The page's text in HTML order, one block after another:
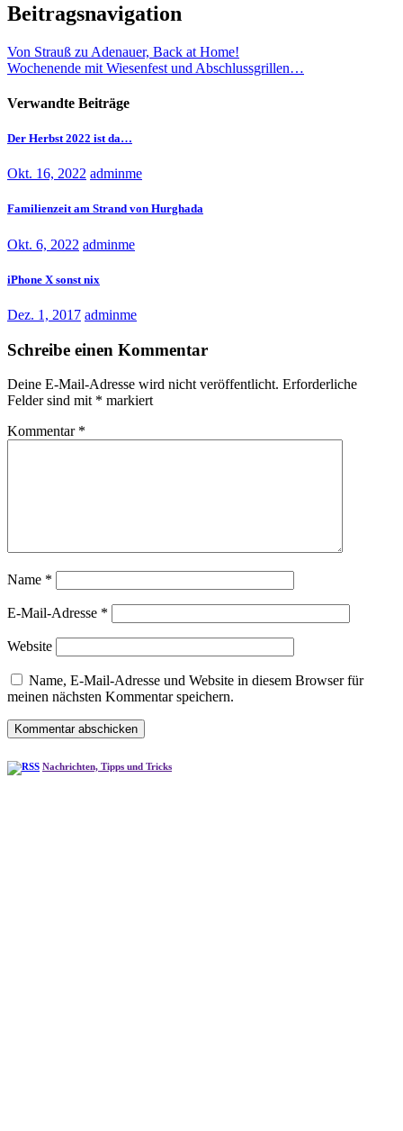
Beitragsnavigation
Von Strauß zu Adenauer, Back at Home!
Wochenende mit Wiesenfest und Abschlussgrillen…
Verwandte Beiträge
Der Herbst 2022 ist da…
Okt. 16, 2022 adminme
Familienzeit am Strand von Hurghada
Okt. 6, 2022 adminme
iPhone X sonst nix
Dez. 1, 2017 adminme
Schreibe einen Kommentar
Deine E-Mail-Adresse wird nicht veröffentlicht. Erforderliche
Felder sind mit * markiert
Kommentar *
Name *
E-Mail-Adresse *
Website
Name, E-Mail-Adresse und Website in diesem Browser für
meinen nächsten Kommentar speichern.
Nachrichten, Tipps und Tricks